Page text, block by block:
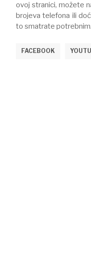
ovoj stranici, možete
brojeva telefona ili
to smatrate potrebnim.
FACEBOOK